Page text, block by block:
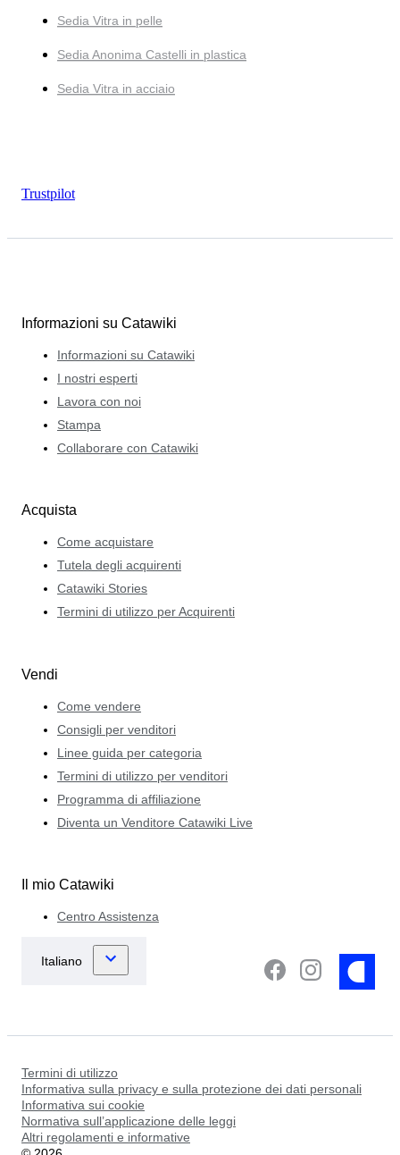
Sedia Vitra in pelle
Sedia Anonima Castelli in plastica
Sedia Vitra in acciaio
Trustpilot
Informazioni su Catawiki
Informazioni su Catawiki
I nostri esperti
Lavora con noi
Stampa
Collaborare con Catawiki
Acquista
Come acquistare
Tutela degli acquirenti
Catawiki Stories
Termini di utilizzo per Acquirenti
Vendi
Come vendere
Consigli per venditori
Linee guida per categoria
Termini di utilizzo per venditori
Programma di affiliazione
Diventa un Venditore Catawiki Live
Il mio Catawiki
Centro Assistenza
Termini di utilizzo
Informativa sulla privacy e sulla protezione dei dati personali
Informativa sui cookie
Normativa sull’applicazione delle leggi
Altri regolamenti e informative